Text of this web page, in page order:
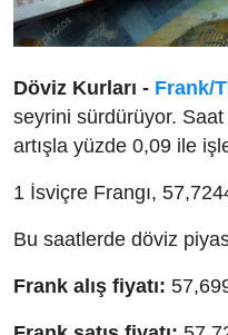
Döviz Kurları - Frank/
seyrini sürdürüyor. Saat
artışla yüzde 0,09 ile
1 İsviçre Frangı,
Bu saatlerde döviz
Frank alış fiyatı: